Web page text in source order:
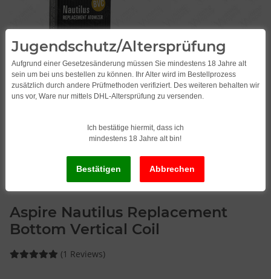
Aspire Nautilus Replacement
Bottom Vertical Coil
(1 Reviews)
Jugendschutz/Altersprüfung
Aufgrund einer Gesetzesänderung müssen Sie mindestens 18 Jahre alt
sein um bei uns bestellen zu können. Ihr Alter wird im Bestellprozess
zusätzlich durch andere Prüfmethoden verifiziert. Des weiteren behalten wir
uns vor, Ware nur mittels DHL-Altersprüfung zu versenden.
Ich bestätige hiermit, dass ich
mindestens 18 Jahre alt bin!